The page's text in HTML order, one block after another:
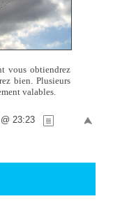
vous obtiendrez
bien. Plusieurs
valables.
@ 23:23